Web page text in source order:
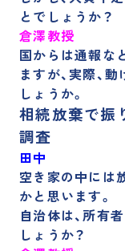
とでしょうか？
倉澤教授
国からは通報な
ますが、実際、
しょうか。
相続放棄で振
調査
田中
空き家の中には
かと思います。
自治体は、所有
しょうか？